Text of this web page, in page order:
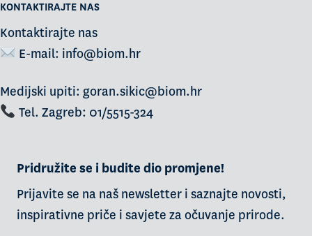
KONTAKTIRAJTE NAS
Kontaktirajte nas
E-mail: info@biom.hr
Medijski upiti: goran.sikic@biom.hr
Tel. Zagreb: 01/5515-324
Pridružite se i budite dio promjene!
Prijavite se na naš newsletter i saznajte novosti,
inspirativne priče i savjete za očuvanje prirode.